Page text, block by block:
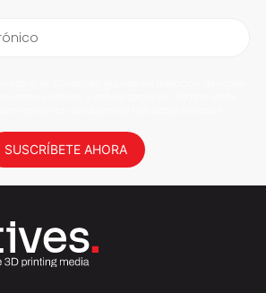
SUSCRÍBETE AHORA